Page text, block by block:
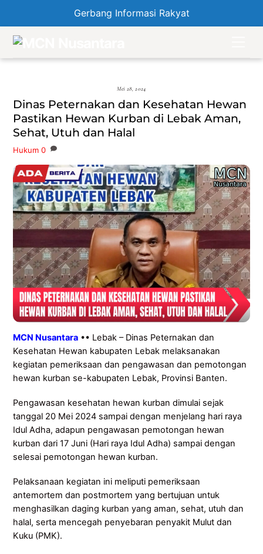
Gerbang Informasi Rakyat
content
Mei 28, 2024
Dinas Peternakan dan Kesehatan Hewan
Pastikan Hewan Kurban di Lebak Aman,
Sehat, Utuh dan Halal
Hukum 0
MCN Nusantara •• Lebak – Dinas Peternakan dan
Kesehatan Hewan kabupaten Lebak melaksanakan
kegiatan pemeriksaan dan pengawasan dan pemotongan
hewan kurban se-kabupaten Lebak, Provinsi Banten.
Pengawasan kesehatan hewan kurban dimulai sejak
tanggal 20 Mei 2024 sampai dengan menjelang hari raya
Idul Adha, adapun pengawasan pemotongan hewan
kurban dari 17 Juni (Hari raya Idul Adha) sampai dengan
selesai pemotongan hewan kurban.
Pelaksanaan kegiatan ini meliputi pemeriksaan
antemortem dan postmortem yang bertujuan untuk
menghasilkan daging kurban yang aman, sehat, utuh dan
halal, serta mencegah penyebaran penyakit Mulut dan
Kuku (PMK).